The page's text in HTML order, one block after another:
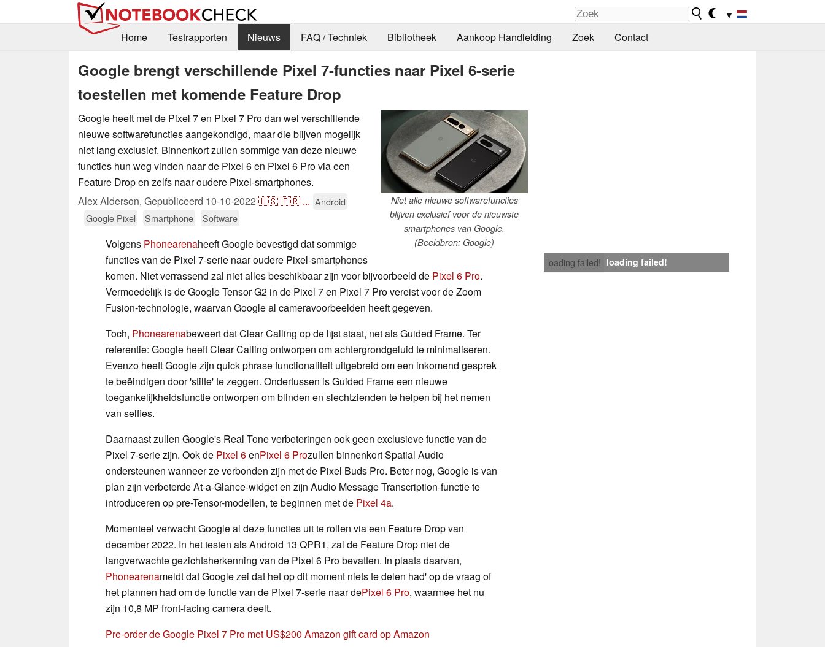
▼
Home
Testrapporten Nieuws FAQ / Techniek Bibliotheek Aankoop Handleiding Zoek Contact
Google brengt verschillende Pixel 7-functies naar Pixel 6-serie
toestellen met komende Feature Drop
Niet alle nieuwe softwarefuncties
blijven exclusief voor de nieuwste
smartphones van Google.
(Beeldbron: Google)
Google heeft met de Pixel 7 en Pixel 7 Pro dan wel verschillende
nieuwe softwarefuncties aangekondigd, maar die blijven mogelijk
niet lang exclusief. Binnenkort zullen sommige van deze nieuwe
functies hun weg vinden naar de Pixel 6 en Pixel 6 Pro via een
Feature Drop en zelfs naar oudere Pixel-smartphones.
Alex Alderson, Gepubliceerd 10-10-2022 🇺🇸🇫🇷 ... Android
Google Pixel
Smartphone Software
loading failed! loading failed!
Volgens Phonearenaheeft Google bevestigd dat sommige
functies van de Pixel 7-serie naar oudere Pixel-smartphones
komen. Niet verrassend zal niet alles beschikbaar zijn voor bijvoorbeeld de Pixel 6 Pro.
Vermoedelijk is de Google Tensor G2 in de Pixel 7 en Pixel 7 Pro vereist voor de Zoom
Fusion-technologie, waarvan Google al cameravoorbeelden heeft gegeven.
Toch, Phonearenabeweert dat Clear Calling op de lijst staat, net als Guided Frame. Ter
referentie: Google heeft Clear Calling ontworpen om achtergrondgeluid te minimaliseren.
Evenzo heeft Google zijn quick phrase functionaliteit uitgebreid om een inkomend gesprek
te beëindigen door 'stilte' te zeggen. Ondertussen is Guided Frame een nieuwe
toegankelijkheidsfunctie ontworpen om blinden en slechtzienden te helpen bij het nemen
van selfies.
Daarnaast zullen Google's Real Tone verbeteringen ook geen exclusieve functie van de
Pixel 7-serie zijn. Ook de Pixel 6enPixel 6 Prozullen binnenkort Spatial Audio
ondersteunen wanneer ze verbonden zijn met de Pixel Buds Pro. Beter nog, Google is van
plan zijn verbeterde At-a-Glance-widget en zijn Audio Message Transcription-functie te
introduceren op pre-Tensor-modellen, te beginnen met de Pixel 4a.
Momenteel verwacht Google al deze functies uit te rollen via een Feature Drop van
december 2022. In het testen als Android 13 QPR1, zal de Feature Drop niet de
langverwachte gezichtsherkenning van de Pixel 6 Pro bevatten. In plaats daarvan,
Phonearenameldt dat Google zei dat het op dit moment niets te delen had' op de vraag of
het plannen had om de functie van de Pixel 7-serie naar dePixel 6 Pro, waarmee het nu
zijn 10,8 MP front-facing camera deelt.
Pre-order de Google Pixel 7 Pro met US$200 Amazon gift card op Amazon